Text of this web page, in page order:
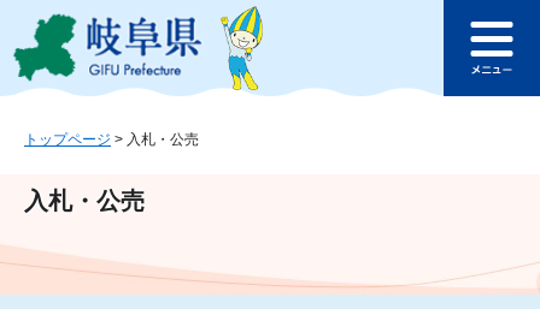
ジ
ュ
文
このページの本文へ
ュ
トップページ > 入札・公売
入札・公売